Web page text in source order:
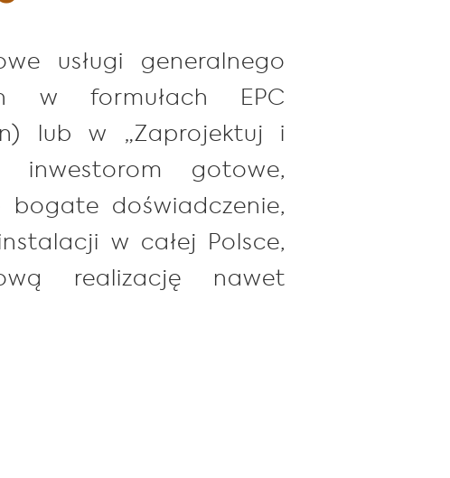
usługi generalnego
w formułach EPC
lub w „Zaprojektuj i
inwestorom gotowe,
bogate doświadczenie,
w całej Polsce,
realizację nawet